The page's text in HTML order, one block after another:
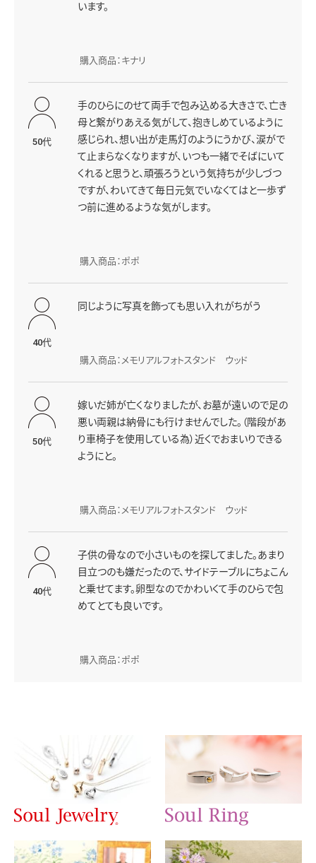
います。
購入商品：キナリ
50代
手のひらにのせて両手で包み込める大きさで、亡き
母と繋がりあえる気がして、抱きしめているように
感じられ、想い出が走馬灯のようにうかび、涙がで
て止まらなくなりますが、いつも一緒でそばにいて
くれると思うと、頑張ろうという気持ちが少しづつ
ですが、わいてきて毎日元気でいなくてはと一歩ず
つ前に進めるような気がします。
購入商品：ポポ
40代
同じように写真を飾っても思い入れがちがう
購入商品：メモリアルフォトスタンド ウッド
50代
嫁いだ姉が亡くなりましたが、お墓が遠いので足の
悪い両親は納骨にも行けませんでした。（階段があ
り車椅子を使用している為）近くでおまいりできる
ようにと。
購入商品：メモリアルフォトスタンド ウッド
40代
子供の骨なので小さいものを探してました。あまり
目立つのも嫌だったので、サイドテーブルにちょこん
と乗せてます。卵型なのでかわいくて手のひらで包
めてとても良いです。
購入商品：ポポ